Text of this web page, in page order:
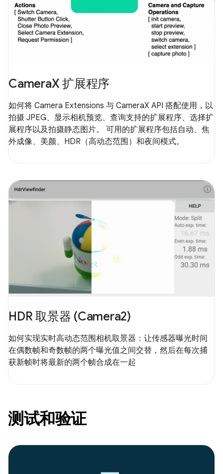
CameraX 扩展程序
如何将 Camera Extensions 与 CameraX API 搭配使用，以
拍摄 JPEG、显示相机预览、查询支持的扩展程序、选择扩
展程序以及拍摄静态图片。 可用的扩展程序包括自动、焦
外成像、美颜、HDR（高动态范围）和夜间模式。
HDR 取景器 (Camera2)
如何实现实时高动态范围相机取景器：让传感器曝光时间
在偶数帧和奇数帧的两个曝光值之间交替，然后在每次捕
获新帧时将最新的两个帧合成在一起
测试和验证